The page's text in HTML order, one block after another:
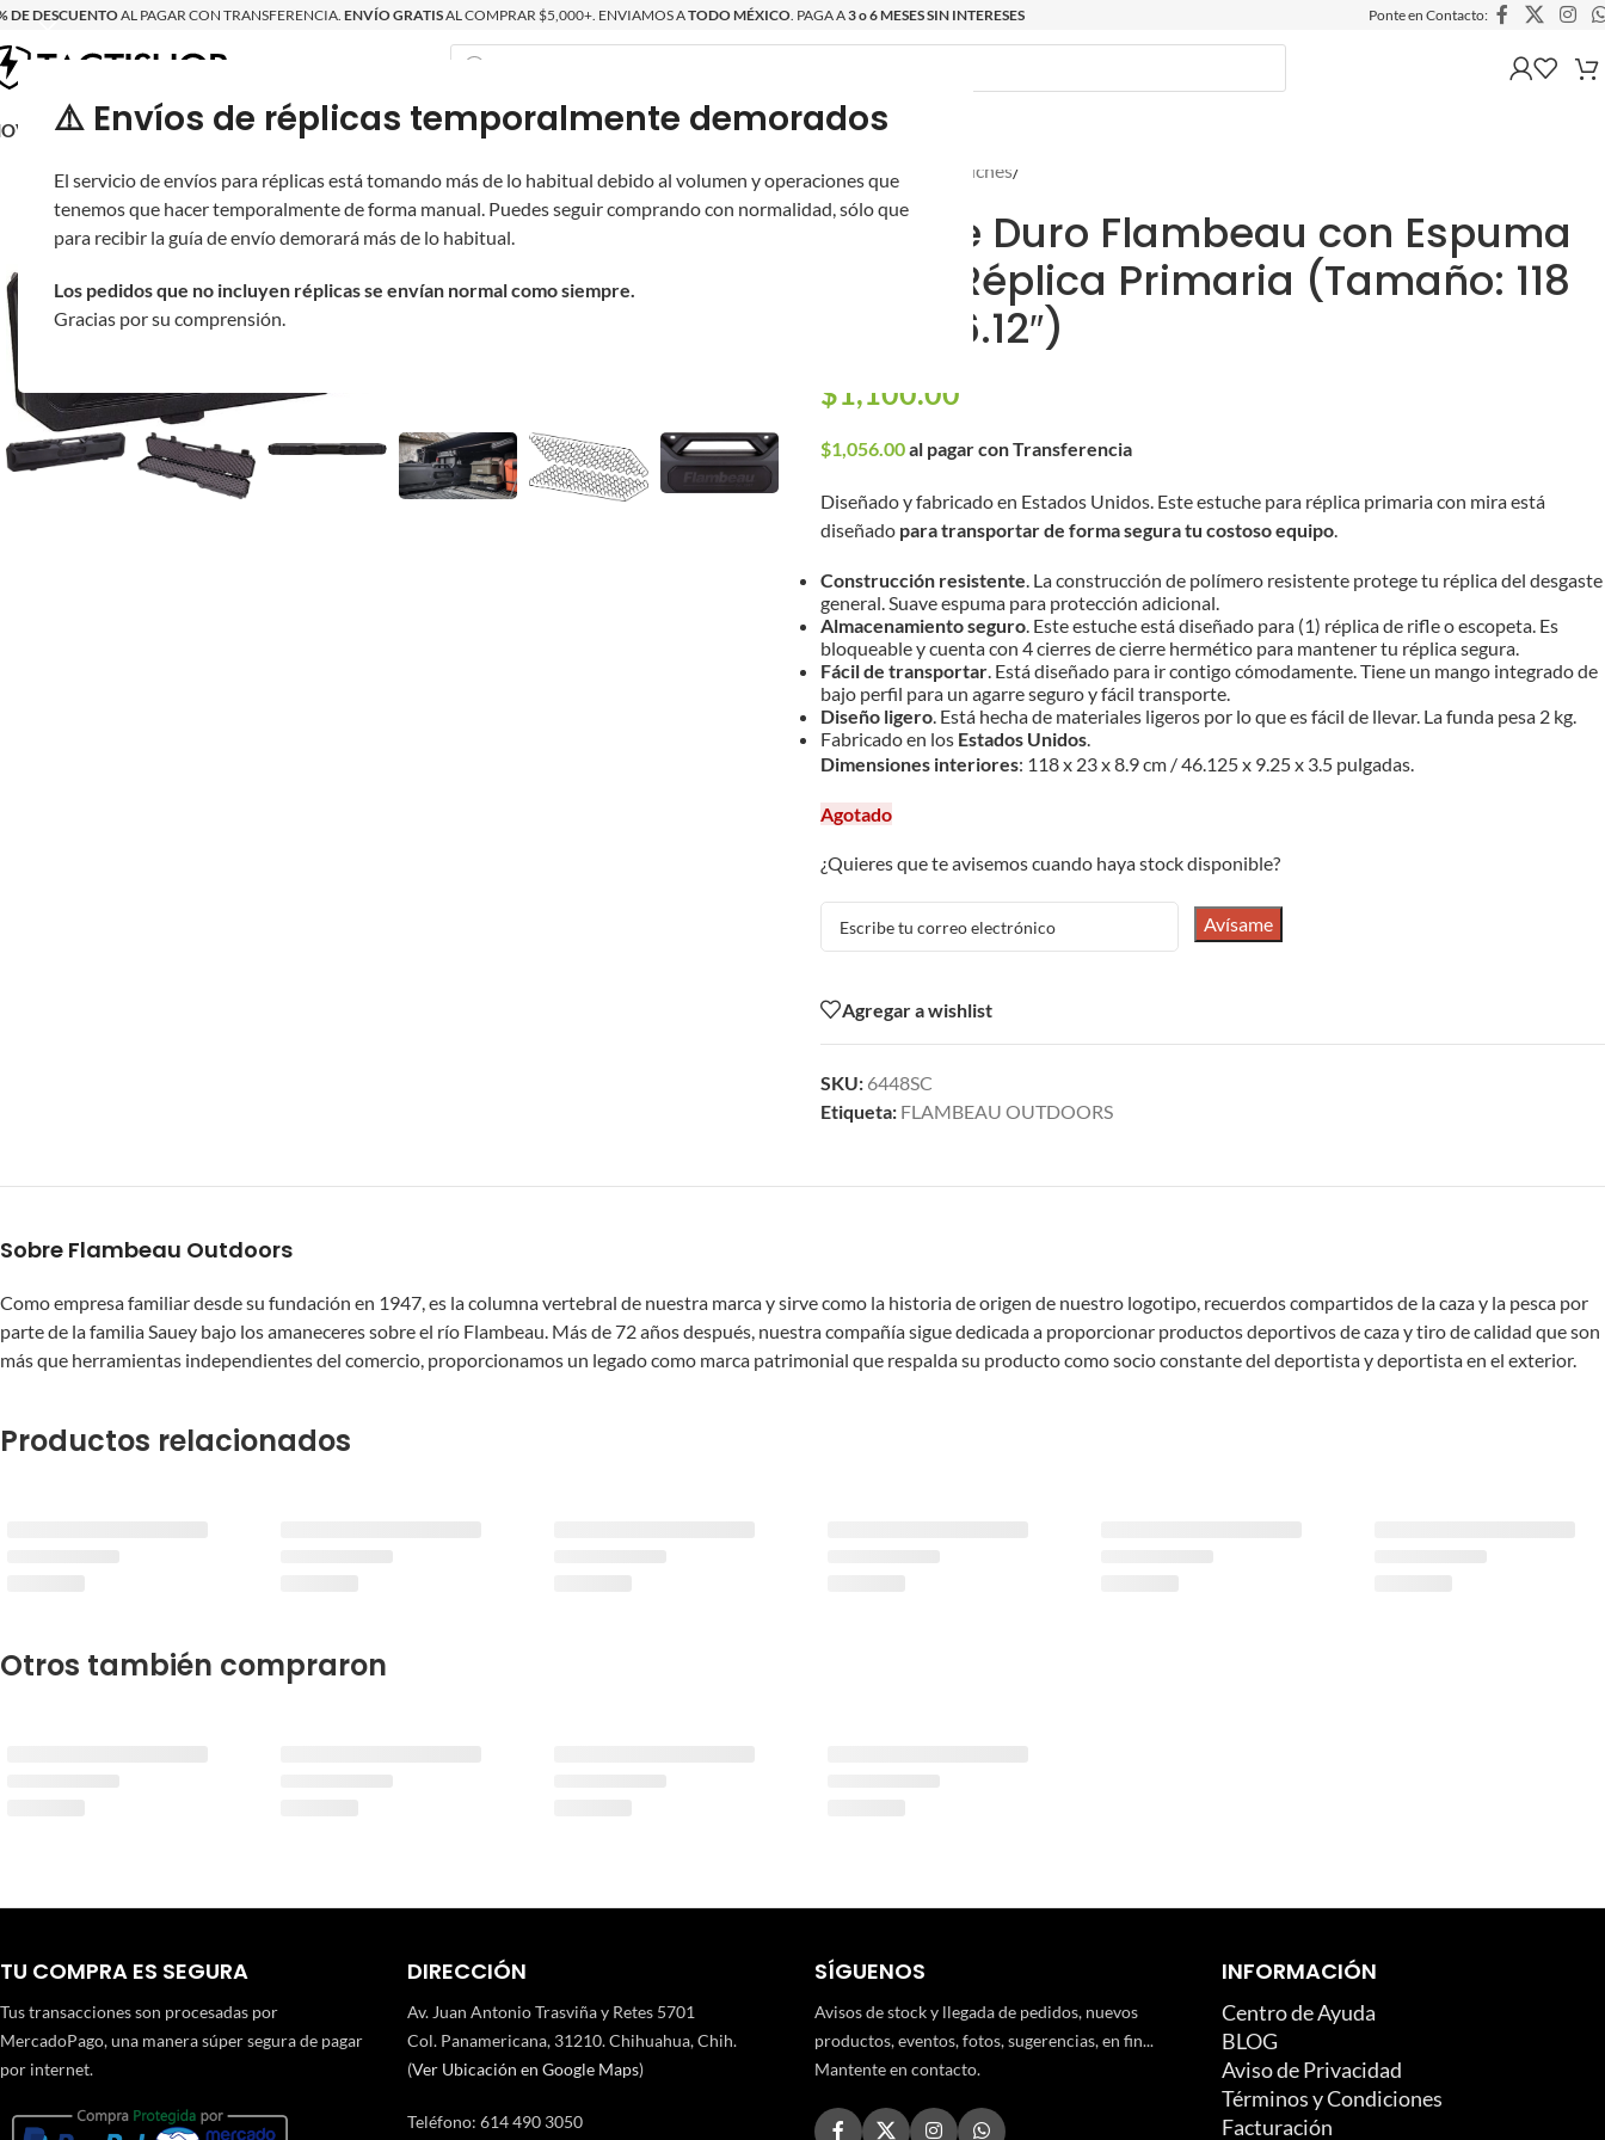
⚠️ Envíos de réplicas temporalmente demorados
El servicio de envíos para réplicas está tomando más de lo habitual debido al volumen y operaciones que
tenemos que hacer temporalmente de forma manual. Puedes seguir comprando con normalidad, sólo que
para recibir la guía de envío demorará más de lo habitual.
Los pedidos que no incluyen réplicas se envían normal como siempre.
Gracias por su comprensión.
DE DESCUENTOAL PAGAR CON TRANSFERENCIA. ENVÍO GRATISAL COMPRAR $5,000+. ENVIAMOS ATODO MÉXICO . PAGA A3 o 6 MESES SIN INTERESES Ponte en Contacto:
RÉPLICASPARTES Y ACCESORIOSEQUIPOPRODUCTOS NUEVOSPROMOCIONES
Inicio Estuches/
Estuche Duro Flambeau con Espuma
para 1 Réplica Primaria (Tamaño: 118
cm / 46.12″)
$1,100.00
$1,056.00al pagar con Transferencia
Diseñado y fabricado en Estados Unidos. Este estuche para réplica primaria con mira está
diseñado para transportar de forma segura tu costoso equipo.
Construcción resistente. La construcción de polímero resistente protege tu réplica del desgaste
general. Suave espuma para protección adicional.
Almacenamiento seguro. Este estuche está diseñado para (1) réplica de rifle o escopeta. Es
bloqueable y cuenta con 4 cierres de cierre hermético para mantener tu réplica segura.
Fácil de transportar. Está diseñado para ir contigo cómodamente. Tiene un mango integrado de
bajo perfil para un agarre seguro y fácil transporte.
Diseño ligero. Está hecha de materiales ligeros por lo que es fácil de llevar. La funda pesa 2 kg.
Fabricado en los Estados Unidos.
Dimensiones interiores: 118 x 23 x 8.9 cm / 46.125 x 9.25 x 3.5 pulgadas.
Agotado
¿Quieres que te avisemos cuando haya stock disponible?
Avísame
Agregar a wishlist
SKU: 6448SC
Etiqueta: FLAMBEAU OUTDOORS
Sobre Flambeau Outdoors
Como empresa familiar desde su fundación en 1947, es la columna vertebral de nuestra marca y sirve como la historia de origen de nuestro logotipo, recuerdos compartidos de la caza y la pesca por
parte de la familia Sauey bajo los amaneceres sobre el río Flambeau. Más de 72 años después, nuestra compañía sigue dedicada a proporcionar productos deportivos de caza y tiro de calidad que son
más que herramientas independientes del comercio, proporcionamos un legado como marca patrimonial que respalda su producto como socio constante del deportista y deportista en el exterior.
Productos relacionados
Otros también compraron
TU COMPRA ES SEGURA
Tus transacciones son procesadas por
MercadoPago, una manera súper segura de pagar
por internet.
DIRECCIÓN
Av. Juan Antonio Trasviña y Retes 5701
Col. Panamericana, 31210. Chihuahua, Chih.
(Ver Ubicación en Google Maps)
Teléfono: 614 490 3050
SÍGUENOS
Avisos de stock y llegada de pedidos, nuevos
productos, eventos, fotos, sugerencias, en fin...
Mantente en contacto.
INFORMACIÓN
Centro de Ayuda
BLOG
Aviso de Privacidad
Términos y Condiciones
Facturación